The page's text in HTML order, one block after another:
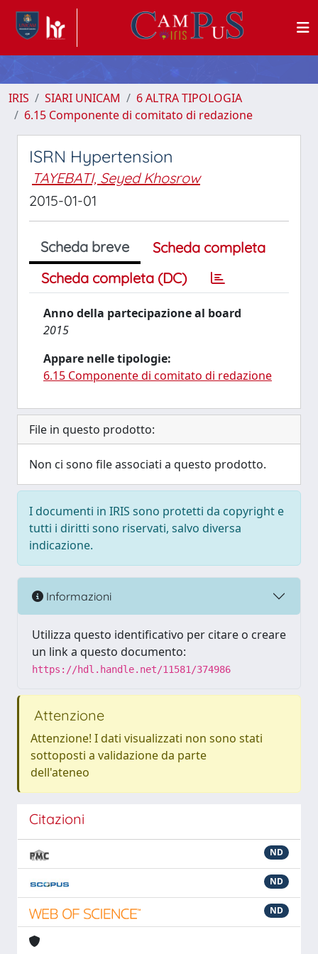
IRIS SIARI UNICAM
6 ALTRA TIPOLOGIA
6.15 Componente di comitato di redazione
ISRN Hypertension
TAYEBATI, Seyed Khosrow
2015-01-01
Scheda breve
Scheda completa
Scheda completa (DC)
Anno della partecipazione al board
2015
Appare nelle tipologie:
6.15 Componente di comitato di redazione
File in questo prodotto:
Non ci sono file associati a questo prodotto.
I documenti in IRIS sono protetti da copyright e
tutti i diritti sono riservati, salvo diversa
indicazione.
Informazioni
Utilizza questo identificativo per citare o creare
un link a questo documento:
https://hdl.handle.net/11581/374986
Attenzione
Attenzione! I dati visualizzati non sono stati
sottoposti a validazione da parte
dell'ateneo
Citazioni
ND
ND
ND